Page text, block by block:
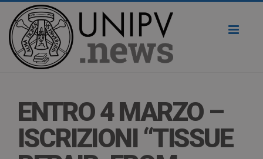
ENTRO 4 MARZO –
ISCRIZIONI “TISSUE